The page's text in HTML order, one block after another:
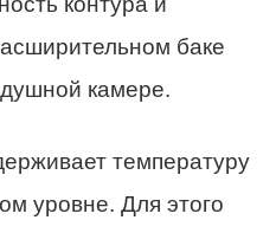
баке
камере.
температуру
уровне. Для этого